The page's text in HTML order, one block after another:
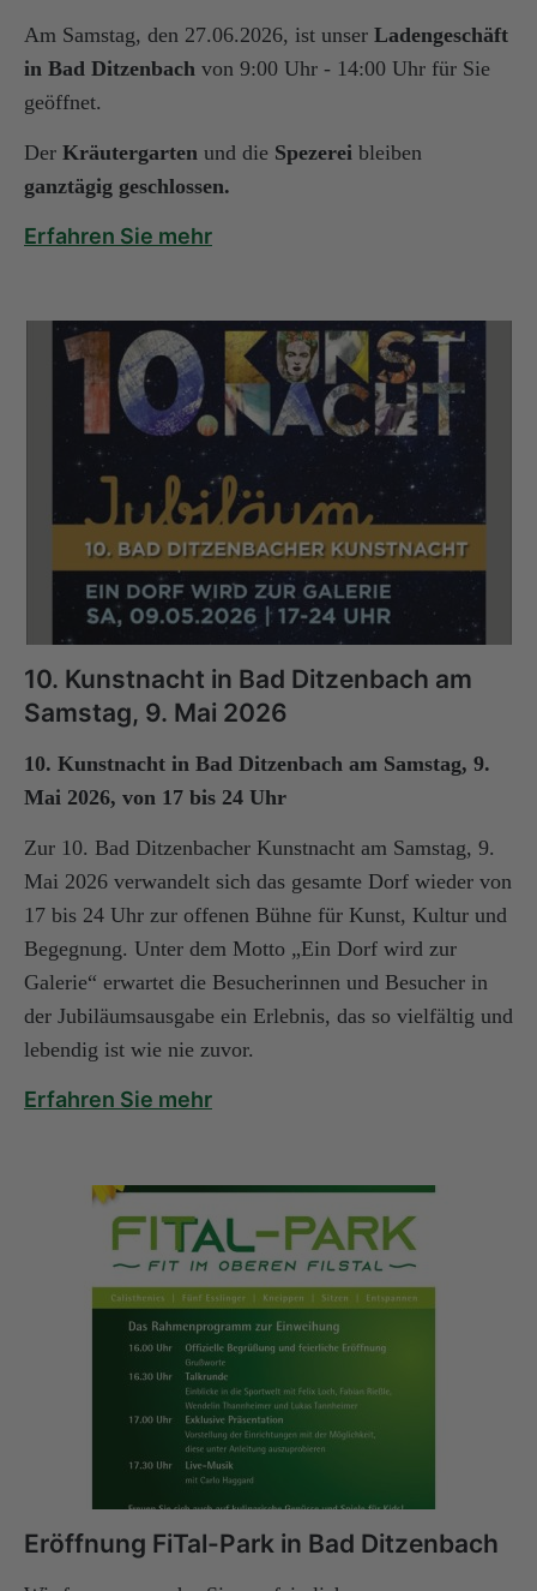
Am Samstag, den 27.06.2026, ist unser Ladengeschäft
in Bad Ditzenbach von 9:00 Uhr - 14:00 Uhr für Sie
geöffnet.
Der Kräutergarten und die Spezerei bleiben
ganztägig geschlossen.
Erfahren Sie mehr
10. Kunstnacht in Bad Ditzenbach am
Samstag, 9. Mai 2026
10. Kunstnacht in Bad Ditzenbach am Samstag, 9.
Mai 2026, von 17 bis 24 Uhr
Zur 10. Bad Ditzenbacher Kunstnacht am Samstag, 9.
Mai 2026 verwandelt sich das gesamte Dorf wieder von
17 bis 24 Uhr zur offenen Bühne für Kunst, Kultur und
Begegnung. Unter dem Motto „Ein Dorf wird zur
Galerie“ erwartet die Besucherinnen und Besucher in
der Jubiläumsausgabe ein Erlebnis, das so vielfältig und
lebendig ist wie nie zuvor.
Erfahren Sie mehr
Eröffnung FiTal-Park in Bad Ditzenbach